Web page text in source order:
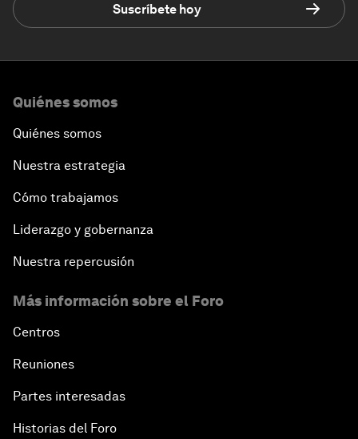
Suscríbete hoy
Quiénes somos
Quiénes somos
Nuestra estrategia
Cómo trabajamos
Liderazgo y gobernanza
Nuestra repercusión
Más información sobre el Foro
Centros
Reuniones
Partes interesadas
Historias del Foro